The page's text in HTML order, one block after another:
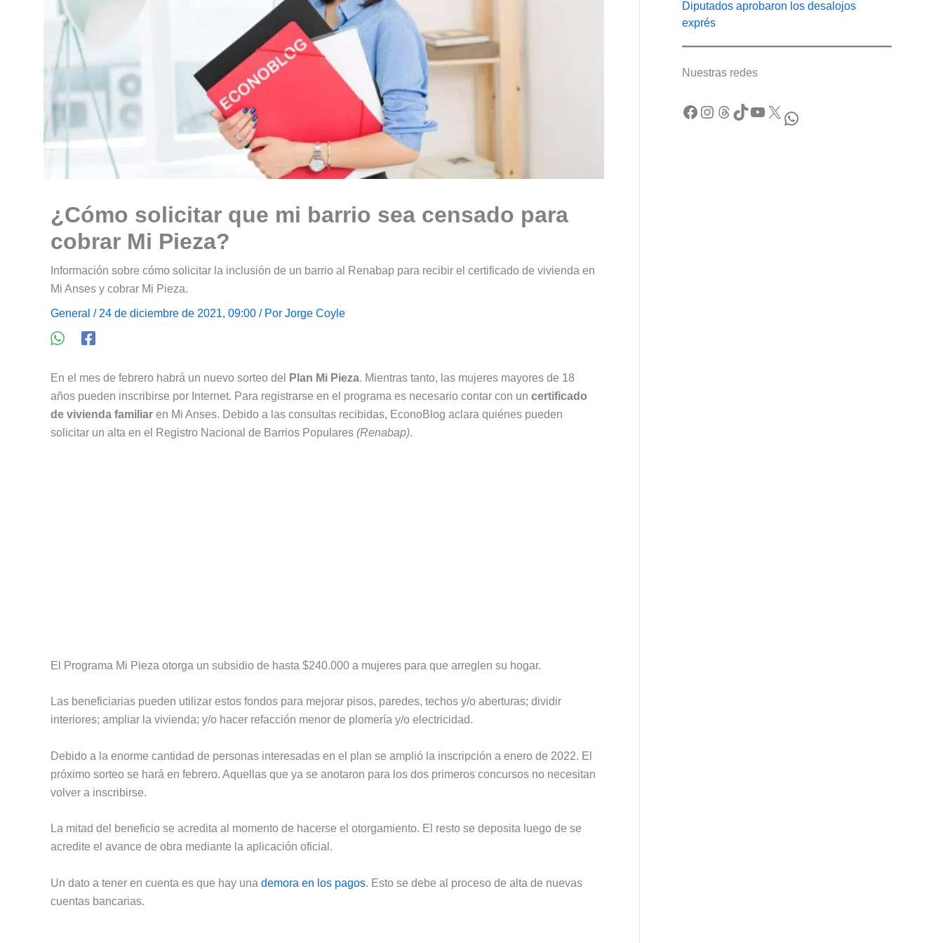
¿Cómo solicitar que mi barrio sea censado para
cobrar Mi Pieza?
Información sobre cómo solicitar la inclusión de un barrio al Renabap para recibir el certificado de vivienda en
Mi Anses y cobrar Mi Pieza.
General / 24 de diciembre de 2021, 09:00 / Por Jorge Coyle
En el mes de febrero habrá un nuevo sorteo del Plan Mi Pieza. Mientras tanto, las mujeres mayores de 18
años pueden inscribirse por Internet. Para registrarse en el programa es necesario contar con un certificado
de vivienda familiar en Mi Anses. Debido a las consultas recibidas, EconoBlog aclara quiénes pueden
solicitar un alta en el Registro Nacional de Barrios Populares (Renabap).
El Programa Mi Pieza otorga un subsidio de hasta $240.000 a mujeres para que arreglen su hogar.
Las beneficiarias pueden utilizar estos fondos para mejorar pisos, paredes, techos y/o aberturas; dividir
interiores; ampliar la vivienda; y/o hacer refacción menor de plomería y/o electricidad.
Debido a la enorme cantidad de personas interesadas en el plan se amplió la inscripción a enero de 2022. El
próximo sorteo se hará en febrero. Aquellas que ya se anotaron para los dos primeros concursos no necesitan
volver a inscribirse.
La mitad del beneficio se acredita al momento de hacerse el otorgamiento. El resto se deposita luego de se
acredite el avance de obra mediante la aplicación oficial.
Un dato a tener en cuenta es que hay una demora en los pagos. Esto se debe al proceso de alta de nuevas
cuentas bancarias.
Diputados aprobaron los desalojos
exprés
Nuestras redes
Facebook Instagram Threads TikTok YouTube X WhatsApp